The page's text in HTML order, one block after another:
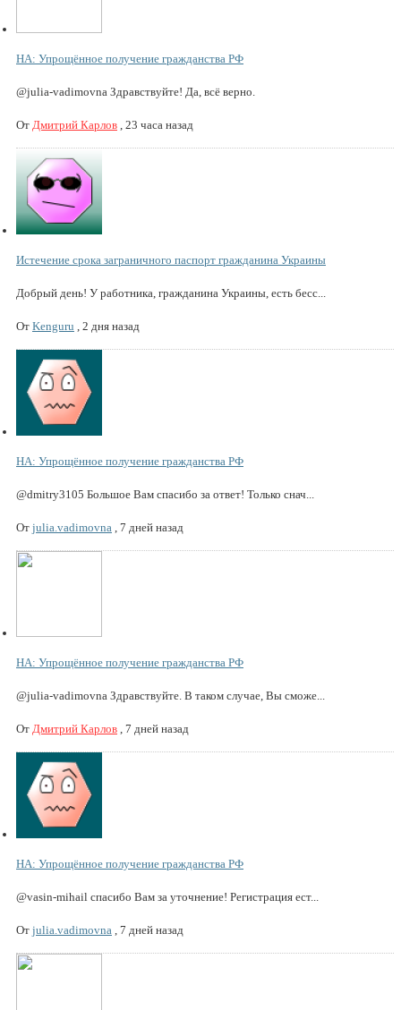
НА: Упрощённое получение гражданства РФ
@julia-vadimovna Здравствуйте! Да, всё верно.
От Дмитрий Карлов , 23 часа назад
Истечение срока заграничного паспорт гражданина Украины
Добрый день! У работника, гражданина Украины, есть бесс...
От Kenguru , 2 дня назад
НА: Упрощённое получение гражданства РФ
@dmitry3105 Большое Вам спасибо за ответ! Только снач...
От julia.vadimovna , 7 дней назад
НА: Упрощённое получение гражданства РФ
@julia-vadimovna Здравствуйте. В таком случае, Вы сможе...
От Дмитрий Карлов , 7 дней назад
НА: Упрощённое получение гражданства РФ
@vasin-mihail спасибо Вам за уточнение! Регистрация ест...
От julia.vadimovna , 7 дней назад